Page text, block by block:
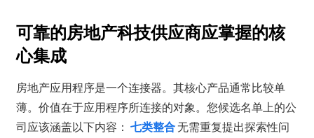
可靠的房地产科技供应商应掌握的核
心集成
房地产应用程序是一个连接器。其核心产品通常比较单
薄。价值在于应用程序所连接的对象。您候选名单上的公
司应该涵盖以下内容： 七类整合无需重复提出探索性问